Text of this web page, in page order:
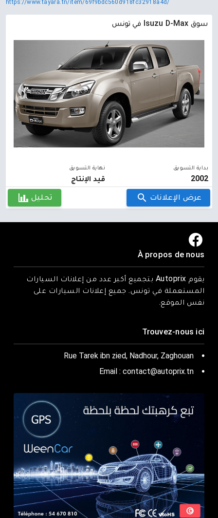
https://www.tayara.tn/item/69f9bdc560d918fc32918a4d/
سوق Isuzu D-Max في تونس
بداية التسويق
2002
نهاية التسويق
قيد الإنتاج
عرض الإعلانات تحليل
À propos de nous
يقوم Autoprix بتجميع أكبر عدد من إعلانات السيارات
المستعملة في تونس. جميع إعلانات السيارات على
نفس الموقع.
Trouvez-nous ici
Rue Tarek ibn zied, Nadhour, Zaghouan
Email : contact@autoprix.tn